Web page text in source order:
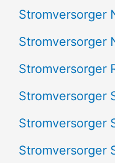
Stromversorger
Stromversorger
Stromversorger
Stromversorger
Stromversorger
Stromversorger